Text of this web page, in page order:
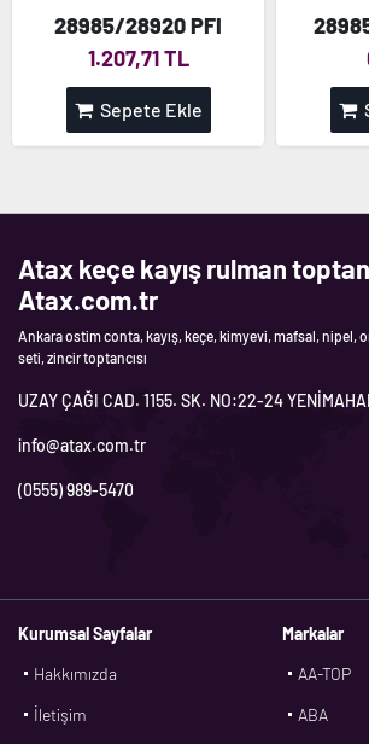
28985/28920 PFI
1.207,71 TL
Sepete Ekle
Atax keçe kayış rulman
Atax.com.tr
Ankara ostim conta, kayış, keçe, kimyevi, mafsal, nipel,
seti, zincir toptancısı
UZAY ÇAĞI CAD. 1155. SK. NO:22-24
info@atax.com.tr
(0555) 989-5470
Kurumsal Sayfalar
Hakkımızda
İletişim
Markalar
AA-TOP
ABA